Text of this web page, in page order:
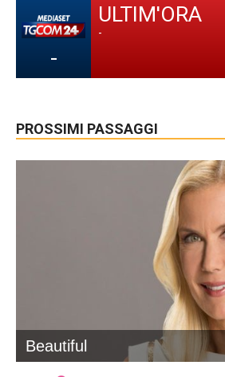
-
ULTIM'ORA
-
PROSSIMI PASSAGGI
Beautiful